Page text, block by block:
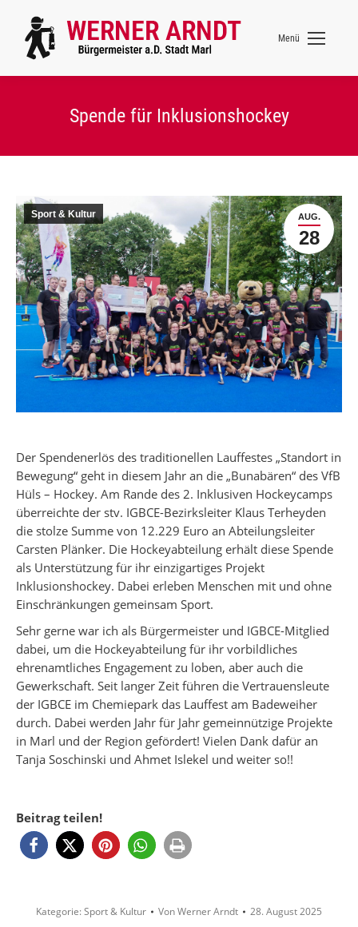
Menü
Spende für Inklusionshockey
AUG.
28
Sport & Kultur
Der Spendenerlös des traditionellen Lauffestes „Standort in
Bewegung“ geht in diesem Jahr an die „Bunabären“ des VfB
Hüls – Hockey. Am Rande des 2. Inklusiven Hockeycamps
überreichte der stv. IGBCE-Bezirksleiter Klaus Terheyden
die stolze Summe von 12.229 Euro an Abteilungsleiter
Carsten Plänker. Die Hockeyabteilung erhält diese Spende
als Unterstützung für ihr einzigartiges Projekt
Inklusionshockey. Dabei erleben Menschen mit und ohne
Einschränkungen gemeinsam Sport.
Sehr gerne war ich als Bürgermeister und IGBCE-Mitglied
dabei, um die Hockeyabteilung für ihr vorbildliches
ehrenamtliches Engagement zu loben, aber auch die
Gewerkschaft. Seit langer Zeit führen die Vertrauensleute
der IGBCE im Chemiepark das Lauffest am Badeweiher
durch. Dabei werden Jahr für Jahr gemeinnützige Projekte
in Marl und der Region gefördert! Vielen Dank dafür an
Tanja Soschinski und Ahmet Islekel und weiter so!!
Beitrag teilen!
Kategorie:Sport & Kultur VonWerner Arndt 28. August 2025